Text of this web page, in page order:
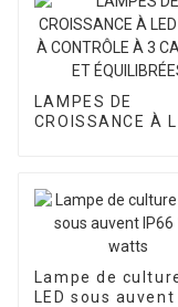
LAMPES DE
CROISSANCE À
Lampe de
LED sous auvent